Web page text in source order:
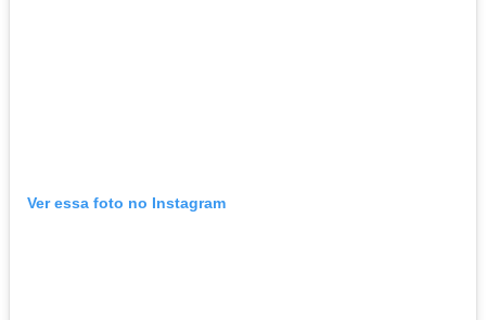
Ver essa foto no Instagram